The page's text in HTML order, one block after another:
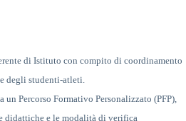
di Istituto con compito di coordinamento
degli studenti-atleti.
Percorso Formativo Personalizzato (PFP),
didattiche e le modalità di verifica